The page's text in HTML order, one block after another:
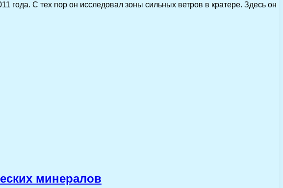
года. С тех пор он исследовал зоны сильных ветров в кратере. Здесь он
минералов